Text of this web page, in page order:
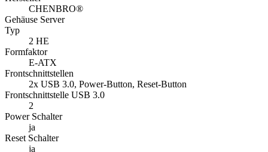
CHENBRO®
Gehäuse Server
Typ
2 HE
Formfaktor
E-ATX
Frontschnittstellen
2x USB 3.0, Power-Button, Reset-Button
Frontschnittstelle USB 3.0
2
Power Schalter
ja
Reset Schalter
ja